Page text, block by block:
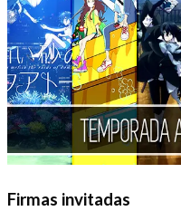
Firmas invitadas